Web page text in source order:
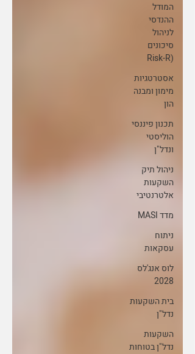
המודל
ההנדסי
לניהול
סיכונים
(Risk-R
אסטרטגיות
מימון ומבנה
הון
תכנון פיננסי
הוליסטי
ונדל"ן
ניהול תיק
השקעות
אלטרנטיבי
מדד MASI
ניתוח
עסקאות
לוס אנג'לס
2028
בית השקעות
נדל"ן
השקעות
נדל"ן בטוחות